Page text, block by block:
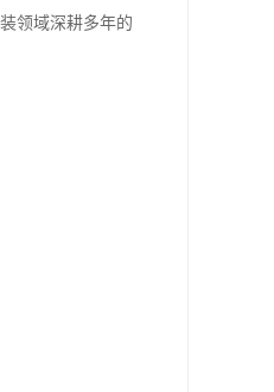
领域深耕多年的